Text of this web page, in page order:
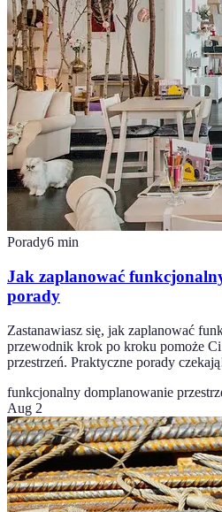
Porady6 min
Jak zaplanować
porady
Zastanawiasz się, jak zaplanować
przewodnik krok po kroku pomoże
przestrzeń. Praktyczne porady
funkcjonalny domplanowanie
Aug 2